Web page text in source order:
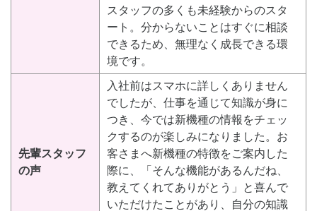
スタッフの多くも未経験からのスタ
ート。分からないことはすぐに相談
できるため、無理なく成長できる環
境です。
先輩スタッフ
の声
入社前はスマホに詳しくありません
でしたが、仕事を通じて知識が身に
つき、今では新機種の情報をチェッ
クするのが楽しみになりました。お
客さまへ新機種の特徴をご案内した
際に、「そんな機能があるんだね、
教えてくれてありがとう」と喜んで
いただけたことがあり、自分の知識